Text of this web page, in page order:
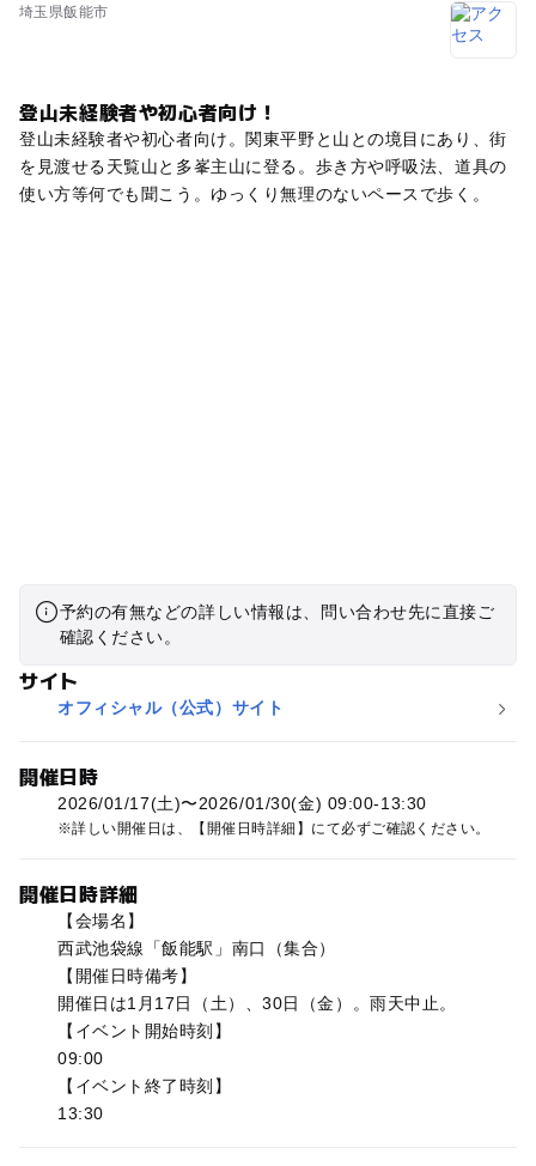
埼玉県飯能市
登山未経験者や初心者向け！
登山未経験者や初心者向け。関東平野と山との境目にあり、街
を見渡せる天覧山と多峯主山に登る。歩き方や呼吸法、道具の
使い方等何でも聞こう。ゆっくり無理のないペースで歩く。
予約の有無などの詳しい情報は、問い合わせ先に直接ご
確認ください。
サイト
オフィシャル（公式）サイト
開催日時
2026/01/17(土)〜2026/01/30(金) 09:00-13:30
詳しい開催日は、【開催日時詳細】にて必ずご確認ください。
開催日時詳細
【会場名】
西武池袋線「飯能駅」南口（集合）
【開催日時備考】
開催日は1月17日（土）、30日（金）。雨天中止。
【イベント開始時刻】
09:00
【イベント終了時刻】
13:30